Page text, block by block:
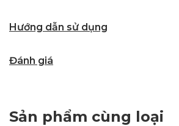
Hướng dẫn sử dụng
Đánh giá
Sản phẩm cùng loại